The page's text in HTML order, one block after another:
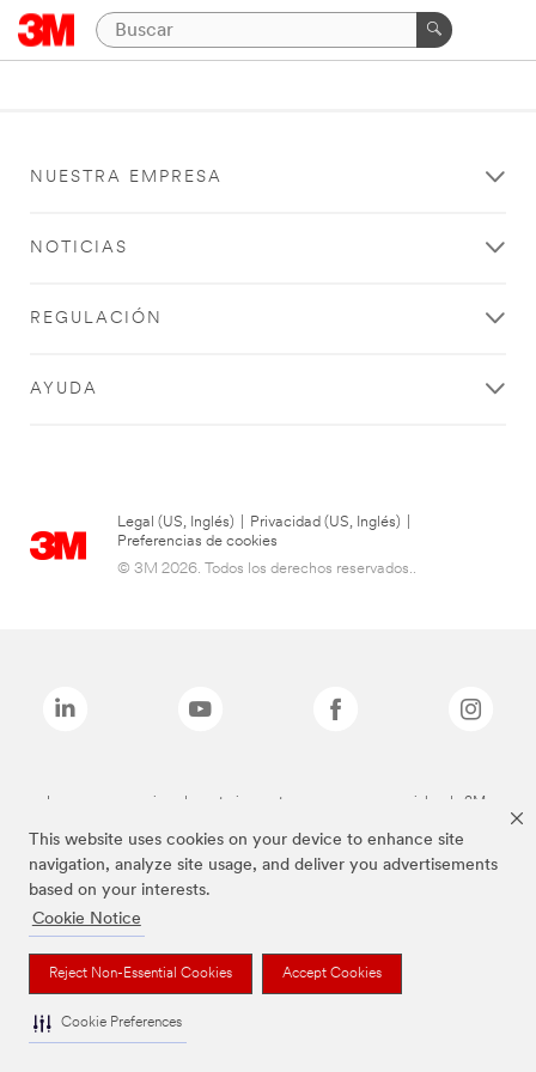
This website uses cookies on your device to enhance site
navigation, analyze site usage, and deliver you advertisements
based on your interests.
Cookie Notice
Reject Non-Essential Cookies Accept Cookies
Cookie Preferences
NUESTRA EMPRESA
NOTICIAS
REGULACIÓN
AYUDA
Legal (US, Inglés) Privacidad (US, Inglés)
Preferencias de cookies
© 3M 2026. Todos los derechos reservados..
Las marcas mencionadas anteriormente son marcas comerciales de 3M.